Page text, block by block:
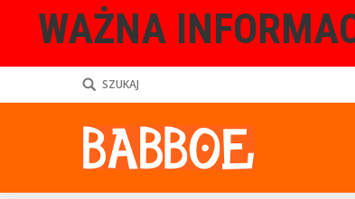
WAŻNA
SZUKAJ